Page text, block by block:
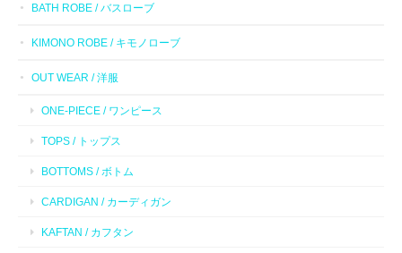
BATH ROBE / バスローブ
KIMONO ROBE / キモノローブ
OUT WEAR / 洋服
ONE-PIECE / ワンピース
TOPS / トップス
BOTTOMS / ボトム
CARDIGAN / カーディガン
KAFTAN / カフタン